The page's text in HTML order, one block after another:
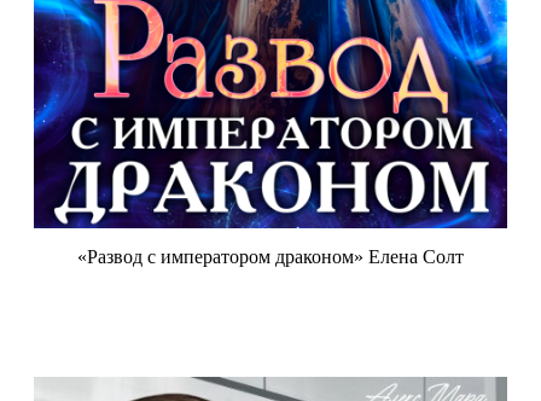
«Развод с императором драконом» Елена Солт